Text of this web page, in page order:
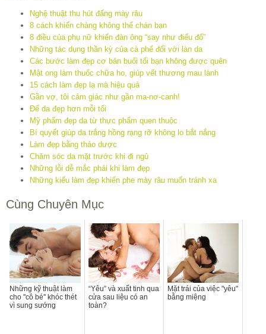
Nghệ thuật thu hút đấng mày râu
8 cách khiến chàng không thể chán bạn
8 điều của phụ nữ khiến đàn ông “say như điếu đổ”
Những tác dụng thần kỳ của cà phế đối với làn da
Các bước làm đẹp cơ bản buổi tối bạn không được quên
Mật ong làm thuốc chữa ho, giúp vết thương mau lành
15 cách làm đẹp lạ mà hiệu quả
Gần vợ, tôi cảm giác như gần ma-nơ-canh!
Để da đẹp hơn mỗi tối
Mỹ phẩm đẹp da từ thực phẩm quen thuộc
Bí quyết giúp da trắng hồng rạng rỡ không lo bắt nắng
Làm đẹp bằng thảo dược
Chăm sóc da mặt trước khi đi ngủ
Những lỗi dễ mắc phải khi làm đẹp
Những kiểu làm đẹp khiến phe mày râu muốn tránh xa
Cùng Chuyên Mục
Những kỹ thuật làm
cho ''cô bé'' khóc thét
vì sung sướng
“Yêu” và xuất tinh qua
cửa sau liệu có an
toàn?
Mặt trái của việc "yêu"
bằng miệng